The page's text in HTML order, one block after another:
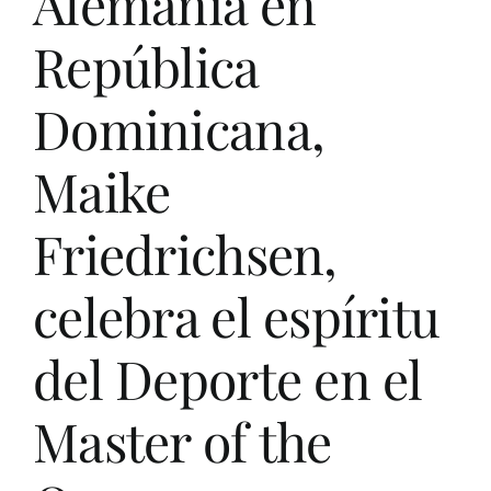
Search
for:
República
Dominicana,
Maike
Friedrichsen,
celebra el espíritu
del Deporte en el
Master of the